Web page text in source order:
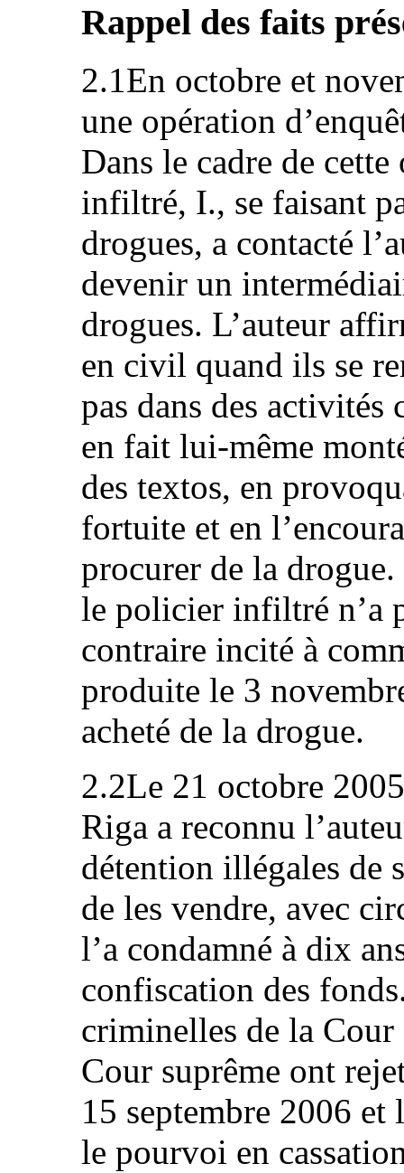
Rappel des faits
2.1En octobre et
une opération
Dans le cadre de
infiltré, I., se faisant
drogues, a contacté
devenir un
drogues. L’auteur
en civil quand ils se
pas dans des
en fait lui‑même
des textos, en
fortuite et en
procurer de la
le policier infiltré n’a
contraire incité à
produite le 3
acheté de la drogue.
2.2Le 21 octobre
Riga a reconnu
détention illégales de
de les vendre, avec
l’a condamné à dix
confiscation des
criminelles de la Cour
Cour suprême ont
15 septembre 2006 et
le pourvoi en